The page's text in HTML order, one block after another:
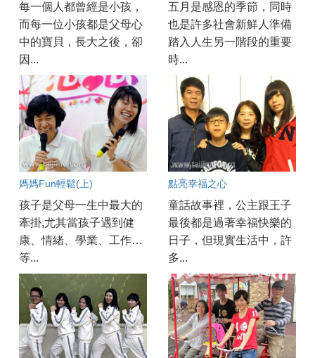
每一個人都曾經是小孩，
而每一位小孩都是父母心
中的寶貝，長大之後，卻
因...
五月是感恩的季節，同時
也是許多社會新鮮人準備
踏入人生另一階段的重要
時...
媽媽Fun輕鬆(上)
孩子是父母一生中最大的
牽掛,尤其當孩子遇到健
康、情緒、學業、工作…
等...
點亮幸福之心
童話故事裡，公主跟王子
最後都是過著幸福快樂的
日子，但現實生活中，許
多...